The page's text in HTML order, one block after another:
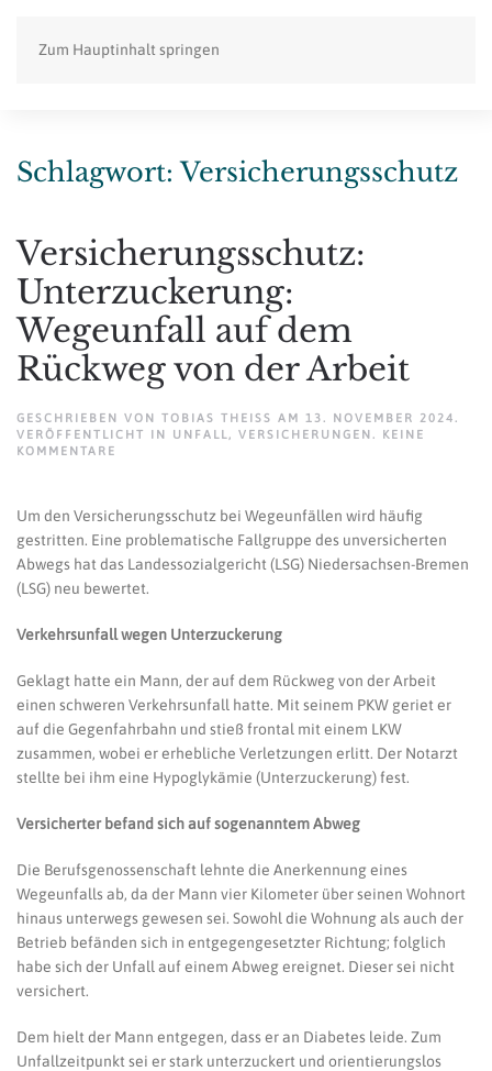
Zum Hauptinhalt springen
Schlagwort:Versicherungsschutz
Versicherungsschutz:
Unterzuckerung:
Wegeunfall auf dem
Rückweg von der Arbeit
GESCHRIEBEN VON TOBIAS THEISS AM 13. NOVEMBER 2024 .
VERÖFFENTLICHT IN UNFALL , VERSICHERUNGEN . KEINE
KOMMENTARE
AUF
RÜCKWEG
VON
DER
ARBEIT
Um den Versicherungsschutz bei Wegeunfällen wird häufig
gestritten. Eine problematische Fallgruppe des unversicherten
Abwegs hat das Landessozialgericht (LSG) Niedersachsen-Bremen
(LSG) neu bewertet.
Verkehrsunfall wegen Unterzuckerung
Geklagt hatte ein Mann, der auf dem Rückweg von der Arbeit
einen schweren Verkehrsunfall hatte. Mit seinem PKW geriet er
auf die Gegenfahrbahn und stieß frontal mit einem LKW
zusammen, wobei er erhebliche Verletzungen erlitt. Der Notarzt
stellte bei ihm eine Hypoglykämie (Unterzuckerung) fest.
Versicherter befand sich auf sogenanntem Abweg
Die Berufsgenossenschaft lehnte die Anerkennung eines
Wegeunfalls ab, da der Mann vier Kilometer über seinen Wohnort
hinaus unterwegs gewesen sei. Sowohl die Wohnung als auch der
Betrieb befänden sich in entgegengesetzter Richtung; folglich
habe sich der Unfall auf einem Abweg ereignet. Dieser sei nicht
versichert.
Dem hielt der Mann entgegen, dass er an Diabetes leide. Zum
Unfallzeitpunkt sei er stark unterzuckert und orientierungslos